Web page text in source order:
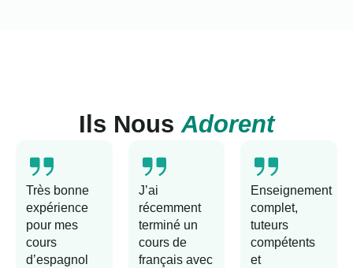
Ils NousAdorent
Très bonne
expérience
pour mes
cours
d’espagnol
J’ai
récemment
terminé un
cours de
français avec
Enseignement
complet,
tuteurs
compétents
et